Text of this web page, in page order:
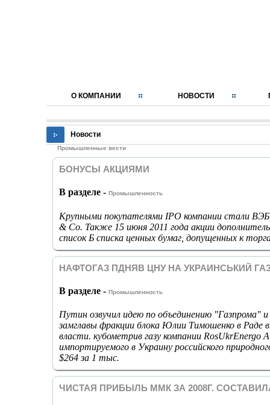
О КОМПАНИИ НОВОСТИ
Новости
Промышленные вести
БОНУСЫ АКЦИЯМИ
В разделе - Промышленность
Крупными покупателями IPO компании стали
& Co. Также 15 июня 2011 года акции
список Б списка ценных бумаг, допущенных к
НАФТОГАЗ ПДНЯВ ЦНУ НА УКРАИНСЬКИЙ
В разделе - Промышленность
Путин озвучил идею по объединению "Газпрома"
замглавы фракции блока Юлии Тимошенко в Раде
власти. кубометрив газу компании RosUkrEnergo
импортируемого в Украину российского
$264 за 1 тыс.
ЧИСТАЯ ПРИБЫЛЬ ММК ЗА 2008Г.